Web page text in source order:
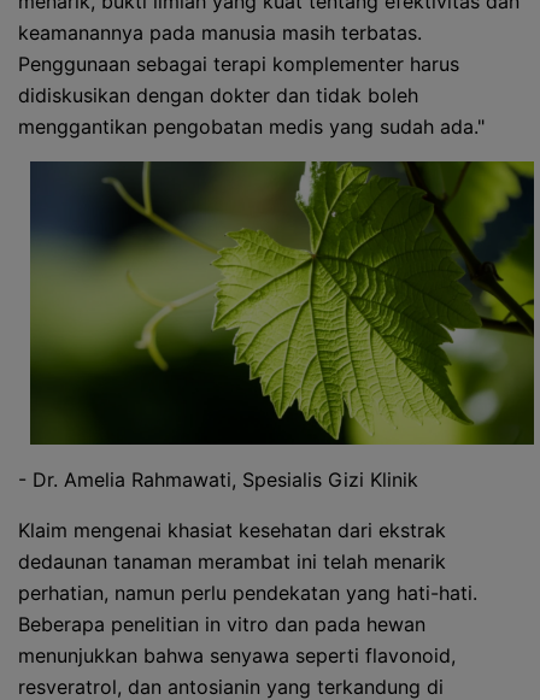
keamanannya pada manusia masih terbatas.
Penggunaan sebagai terapi komplementer harus
didiskusikan dengan dokter dan tidak boleh
menggantikan pengobatan medis yang sudah ada."
- Dr. Amelia Rahmawati, Spesialis Gizi Klinik
Klaim mengenai khasiat kesehatan dari ekstrak
dedaunan tanaman merambat ini telah menarik
perhatian, namun perlu pendekatan yang hati-hati.
Beberapa penelitian in vitro dan pada hewan
menunjukkan bahwa senyawa seperti flavonoid,
resveratrol, dan antosianin yang terkandung di